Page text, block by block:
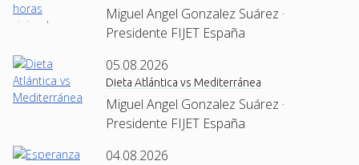
Miguel Angel Gonzalez Suárez ·
Presidente FIJET España
05.08.2026
Dieta Atlántica vs Mediterránea
Miguel Angel Gonzalez Suárez ·
Presidente FIJET España
04.08.2026